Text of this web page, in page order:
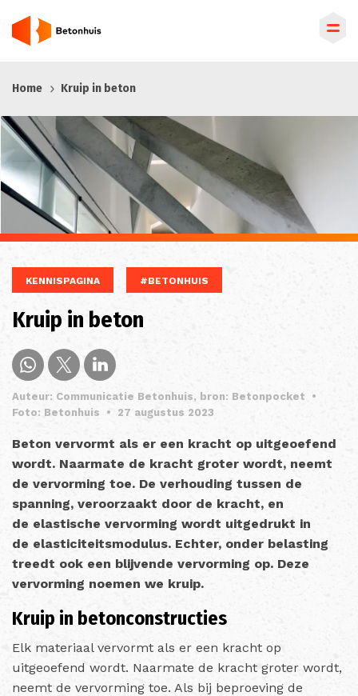
en
de
inhoud
gaan
Home Kruip in beton
KENNISPAGINA #BETONHUIS
Kruip in beton
Auteur: Communicatie Betonhuis, bron: Betonpocket
•
Foto: Betonhuis
• 27 augustus 2023
Beton vervormt als er een kracht op uitgeoefend
wordt. Naarmate de kracht groter wordt, neemt
de vervorming toe. De verhouding tussen de
spanning, veroorzaakt door de kracht, en
de elastische vervorming wordt uitgedrukt in
de elasticiteitsmodulus. Echter, onder belasting
treedt ook een blijvende vervorming op. Deze
vervorming noemen we kruip.
Kruip in betonconstructies
Elk materiaal vervormt als er een kracht op
uitgeoefend wordt. Naarmate de kracht groter wordt,
neemt de vervorming toe. Als bij beproeving de